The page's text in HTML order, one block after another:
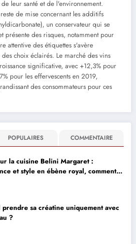
leur santé et de l'environnement.
de mise concernant les additifs
un conservateur qui se
présente des risques, notamment pour
attentive des étiquettes s'avère
choix éclairés. Le marché des vins
significative, avec +12,3% pour
pour les effervescents en 2019,
des consommateurs pour ces
POPULAIRES COMMENTAIRE
la cuisine Belini Margaret :
et style en ébène royal, comment
prendre sa créatine uniquement avec
?